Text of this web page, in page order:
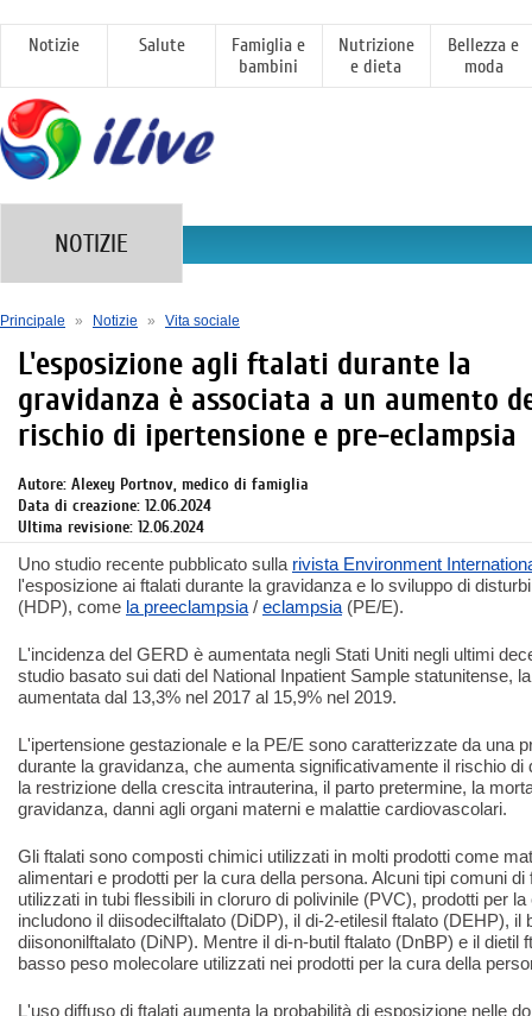
Notizie Salute
Famiglia e
bambini
Nutrizione
e dieta
Bellezza e
moda
NOTIZIE
Principale » Notizie » Vita sociale
L'esposizione agli ftalati durante la
gravidanza è associata a un aumento
rischio di ipertensione e pre-eclampsia
Autore: Alexey Portnov, medico di famiglia
Data di creazione: 12.06.2024
Ultima revisione: 12.06.2024
Uno studio recente pubblicato sulla rivista Environment
l'esposizione ai ftalati durante la gravidanza e lo sviluppo di
(HDP), come la preeclampsia / eclampsia (PE/E).
L'incidenza del GERD è aumentata negli Stati Uniti negli ultimi
studio basato sui dati del National Inpatient Sample statunitense,
aumentata dal 13,3% nel 2017 al 15,9% nel 2019.
L'ipertensione gestazionale e la PE/E sono caratterizzate da una
durante la gravidanza, che aumenta significativamente il rischio
la restrizione della crescita intrauterina, il parto pretermine, la
gravidanza, danni agli organi materni e malattie cardiovascolari.
Gli ftalati sono composti chimici utilizzati in molti prodotti come
alimentari e prodotti per la cura della persona. Alcuni tipi comuni
utilizzati in tubi flessibili in cloruro di polivinile (PVC), prodotti per
includono il diisodecilftalato (DiDP), il di-2-etilesil ftalato (DEHP), il
diisononilftalato (DiNP). Mentre il di-n-butil ftalato (DnBP) e il dietil
basso peso molecolare utilizzati nei prodotti per la cura della
L'uso diffuso di ftalati aumenta la probabilità di esposizione nelle